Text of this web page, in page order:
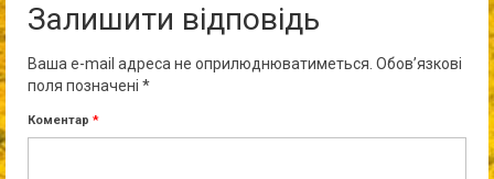
Залишити відповідь
Ваша e-mail адреса не оприлюднюватиметься. Обов’язкові
поля позначені *
Коментар *